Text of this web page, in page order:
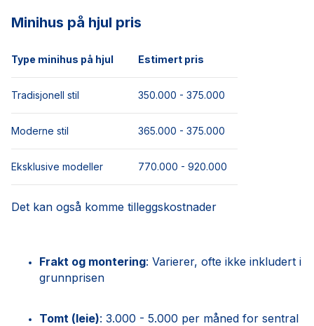
Minihus på hjul pris
Type minihus på hjul Estimert pris
Tradisjonell stil 350.000 - 375.000
Moderne stil 365.000 - 375.000
Eksklusive modeller 770.000 - 920.000
Det kan også komme tilleggskostnader
Frakt og montering: Varierer, ofte ikke inkludert i
grunnprisen
Tomt (leie): 3.000 - 5.000 per måned for sentral